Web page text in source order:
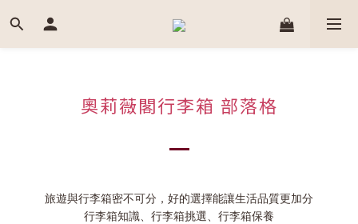
奧莉薇閣行李箱 部落格
旅遊與行李箱密不可分，好的選擇能讓生活品質更加分
行李箱知識、行李箱挑選、行李箱保養